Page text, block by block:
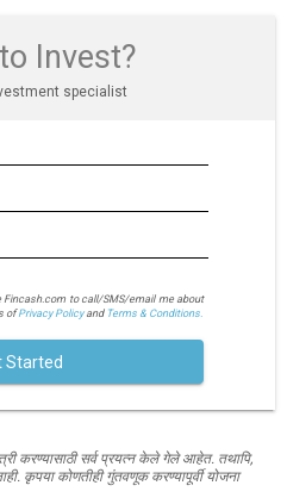
Invest?
specialist
Fincash.com to call/SMS/email me about
ofPrivacy Policyand Terms & Conditions.
Started
करण्यासाठी सर्व प्रयत्न केले गेले आहेत. तथापि,
कृपया कोणतीही गुंतवणूक करण्यापूर्वी योजना